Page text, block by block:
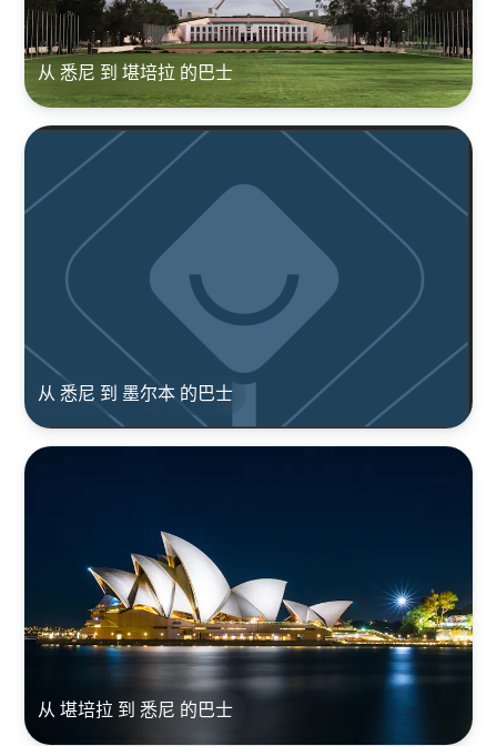
从 悉尼 到 堪培拉 的巴士
从 悉尼 到 墨尔本 的巴士
从 堪培拉 到 悉尼 的巴士